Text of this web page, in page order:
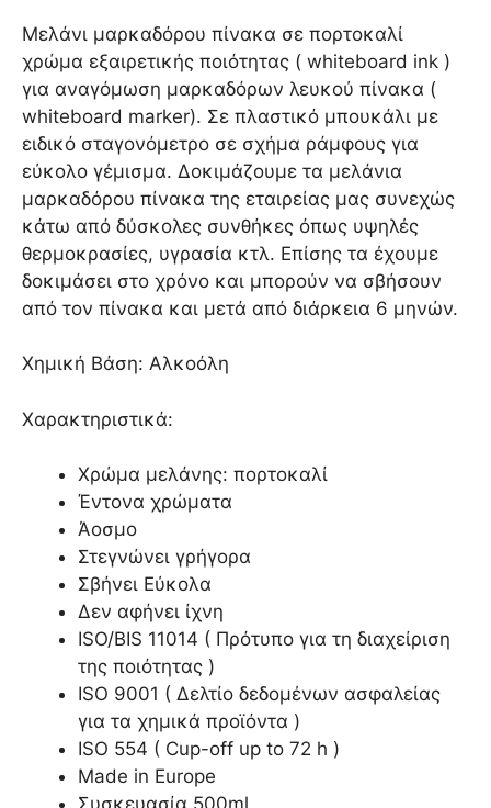
Μελάνι μαρκαδόρου πίνακα σε πορτοκαλί
χρώμα εξαιρετικής ποιότητας ( whiteboard ink )
για αναγόμωση μαρκαδόρων λευκού πίνακα (
whiteboard marker). Σε πλαστικό μπουκάλι με
ειδικό σταγονόμετρο σε σχήμα ράμφους για
εύκολο γέμισμα. Δοκιμάζουμε τα μελάνια
μαρκαδόρου πίνακα της εταιρείας μας συνεχώς
κάτω από δύσκολες συνθήκες όπως υψηλές
θερμοκρασίες, υγρασία κτλ. Επίσης τα έχουμε
δοκιμάσει στο χρόνο και μπορούν να σβήσουν
από τον πίνακα και μετά από διάρκεια 6 μηνών.
Χημική Βάση: Αλκοόλη
Χαρακτηριστικά:
Χρώμα μελάνης: πορτοκαλί
Έντονα χρώματα
Άοσμο
Στεγνώνει γρήγορα
Σβήνει Εύκολα
Δεν αφήνει ίχνη
ISO/BIS 11014 ( Πρότυπο για τη διαχείριση
της ποιότητας )
ISO 9001 ( Δελτίο δεδομένων ασφαλείας
για τα χημικά προϊόντα )
ISO 554 ( Cup-off up to 72 h )
Made in Europe
Συσκευασία 500ml